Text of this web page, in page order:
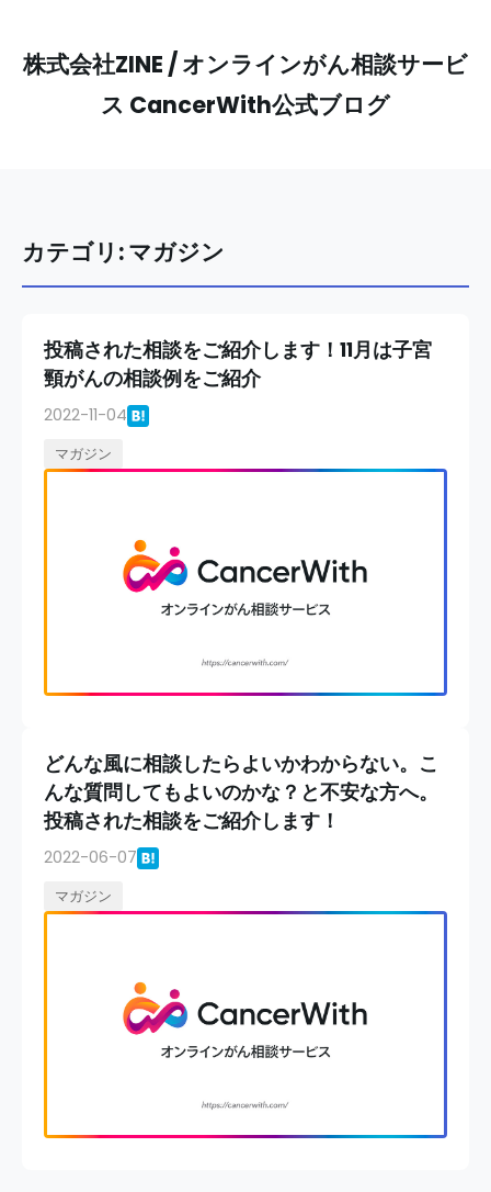
株式会社ZINE / オンラインがん相談サービ
ス CancerWith公式ブログ
カテゴリ: マガジン
投稿された相談をご紹介します！11月は子宮
頸がんの相談例をご紹介
2022-11-04
マガジン
どんな風に相談したらよいかわからない。こ
んな質問してもよいのかな？と不安な方へ。
投稿された相談をご紹介します！
2022-06-07
マガジン